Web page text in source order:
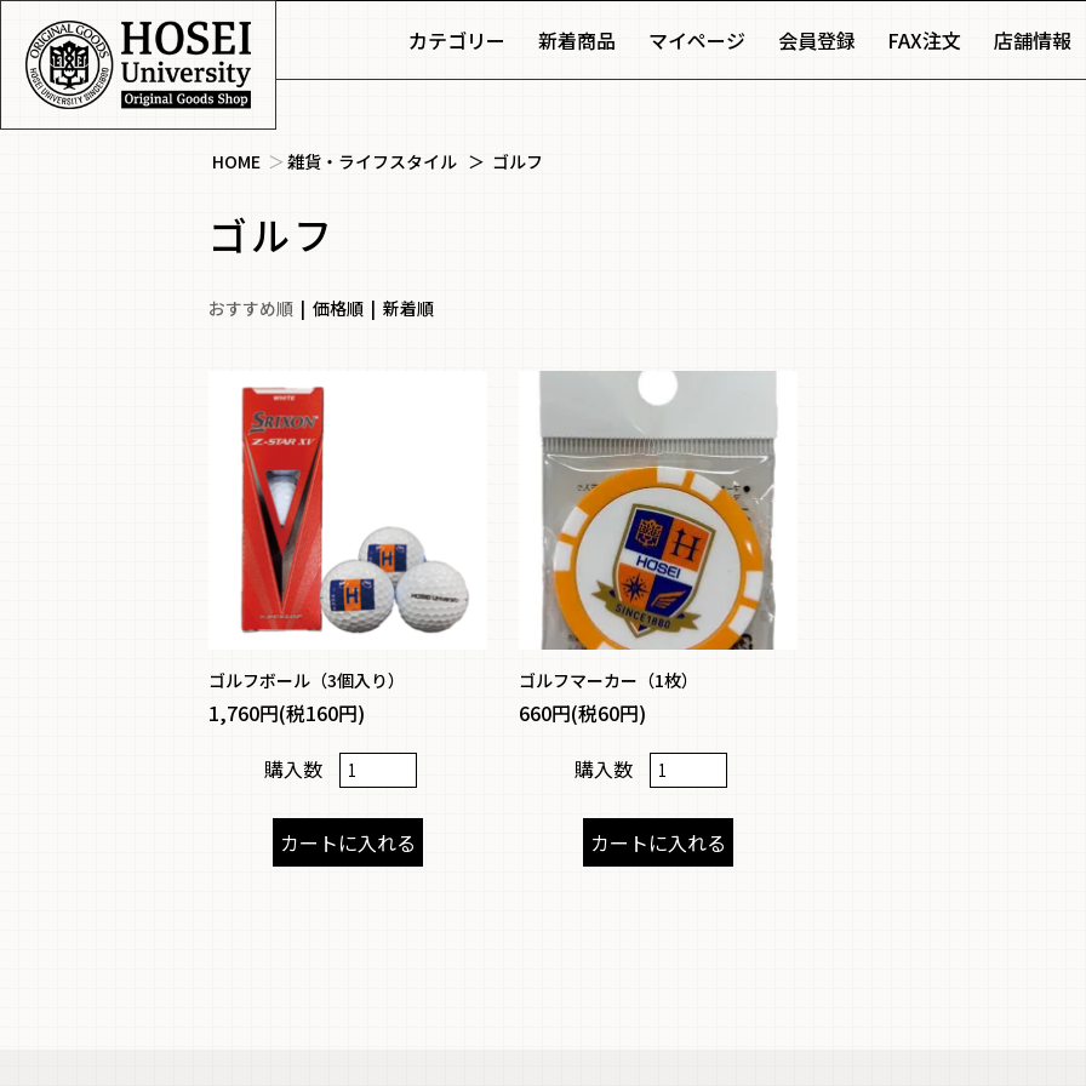
カテゴリー 新着商品 マイページ 会員登録 FAX注文 店舗情報
HOME ＞ 雑貨・ライフスタイル ＞ ゴルフ
ゴルフ
おすすめ順 | 価格順 | 新着順
ゴルフボール（3個入り）
1,760円(税160円)
購入数
ゴルフマーカー（1枚）
660円(税60円)
購入数